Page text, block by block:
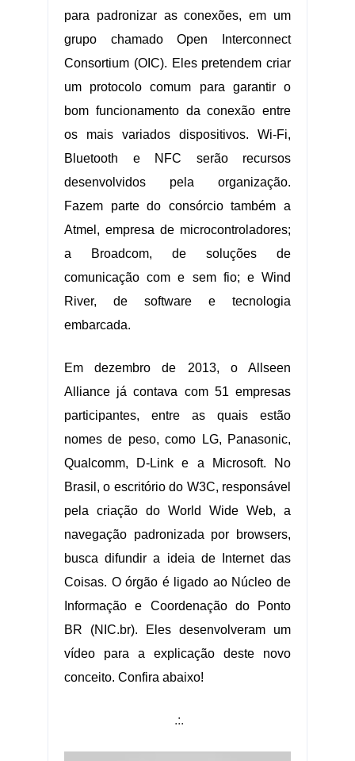
para padronizar as conexões, em um
grupo chamadoOpen Interconnect
Consortium (OIC). Eles pretendem criar
um protocolo comum para garantir o
bom funcionamento da conexão entre
os mais variados dispositivos. Wi-Fi,
Bluetooth e NFC serão recursos
desenvolvidos pela organização.
Fazem parte do consórcio também a
Atmel, empresa de microcontroladores;
a Broadcom, de soluções de
comunicação com e sem fio; e Wind
River, de software e tecnologia
embarcada.
Em dezembro de 2013, o Allseen
Alliance já contava com 51 empresas
participantes, entre as quais estão
nomes de peso, como LG, Panasonic,
Qualcomm, D-Link e a Microsoft. No
Brasil, o escritório do W3C, responsável
pela criação do World Wide Web, a
navegação padronizada por browsers,
busca difundir a ideia de Internet das
Coisas. O órgão é ligado ao Núcleo de
Informação e Coordenação do Ponto
BR (NIC.br). Eles desenvolveram um
vídeo para a explicação deste novo
conceito. Confira abaixo!
.:.